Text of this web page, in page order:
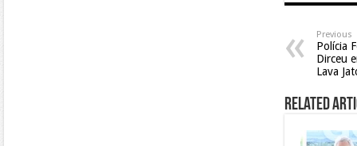
Previous
Polícia
Dirceu
Lava
Related